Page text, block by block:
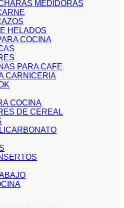
MEDIDORAS
HELADOS
COCINA
PARA CAFE
CARNICERIA
COCINA
DE CEREAL